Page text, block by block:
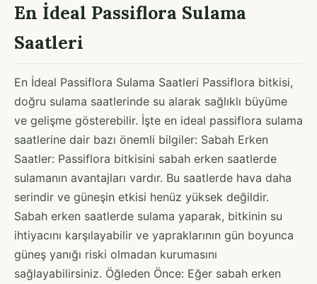
En İdeal Passiflora Sulama
Saatleri
En İdeal Passiflora Sulama Saatleri Passiflora bitkisi,
doğru sulama saatlerinde su alarak sağlıklı büyüme
ve gelişme gösterebilir. İşte en ideal passiflora sulama
saatlerine dair bazı önemli bilgiler: Sabah Erken
Saatler: Passiflora bitkisini sabah erken saatlerde
sulamanın avantajları vardır. Bu saatlerde hava daha
serindir ve güneşin etkisi henüz yüksek değildir.
Sabah erken saatlerde sulama yaparak, bitkinin su
ihtiyacını karşılayabilir ve yapraklarının gün boyunca
güneş yanığı riski olmadan kurumasını
sağlayabilirsiniz. Öğleden Önce: Eğer sabah erken